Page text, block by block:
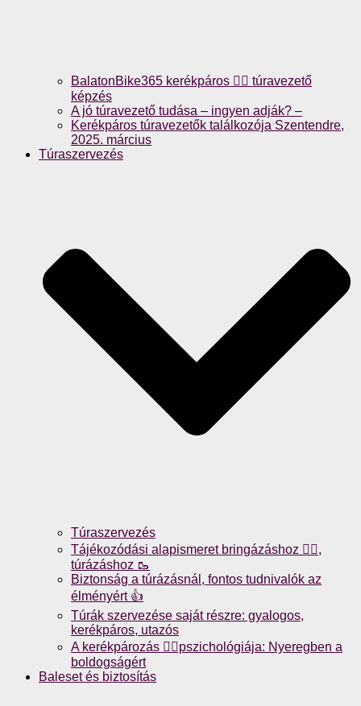
BalatonBike365 kerékpáros 🚴‍♀️ túravezető
képzés
A jó túravezető tudása – ingyen adják? –
Kerékpáros túravezetők találkozója Szentendre,
2025. március
Túraszervezés
Túraszervezés
Tájékozódási alapismeret bringázáshoz 🚴‍♀️,
túrázáshoz 🥾
Biztonság a túrázásnál, fontos tudnivalók az
élményért 👍
Túrák szervezése saját részre: gyalogos,
kerékpáros, utazós
A kerékpározás 🚴‍♀️pszichológiája: Nyeregben a
boldogságért
Baleset és biztosítás